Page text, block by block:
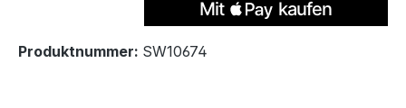
Produktnummer: SW10674